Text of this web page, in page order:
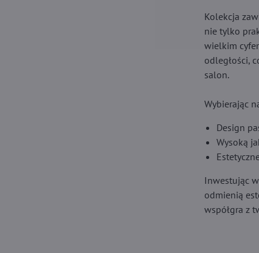
Kolekcja
nie tylko
wielkim
odległości,
salon.
Wybierając
Design
Wysoką
Inwestując
odmienią
współgra z